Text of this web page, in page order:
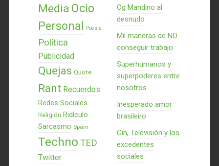
Media Ocio
Personal Poesía
Política
Publicidad
Quejas Quote
Rant Recuerdos
Redes Sociales
Religión Ridículo
Sarcasmo Spam
Techno TED
Twitter
Og Mandino al
desnudo
Mil maneras de NO
conseguir trabajo
Superhumanos y
superpoderes entre
nosotros
Inesperado amor
brasileiro
Gin, Televisión y los
excedentes
sociales